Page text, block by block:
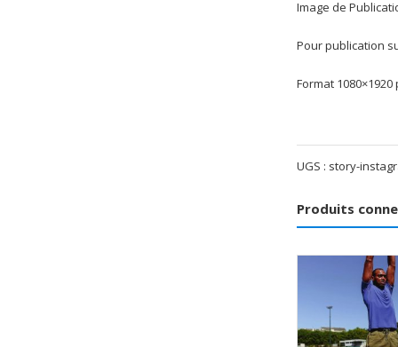
Image de
Pour publication
Format 1080×1920
UGS : story-
Produits